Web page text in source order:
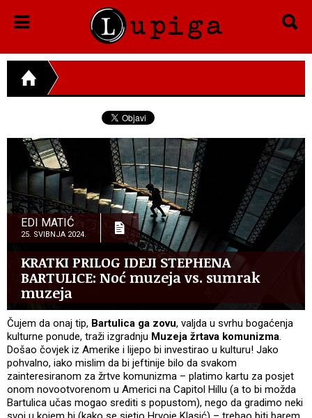
EDI MATIĆ
25. SVIBNJA 2024.
KRATKI PRILOG IDEJI STEPHENA
BARTULICE: Noć muzeja vs. sumrak
muzeja
Čujem da onaj tip, Bartulica ga zovu, valjda u svrhu bogaćenja
kulturne ponude, traži izgradnju Muzeja žrtava komunizma.
Došao čovjek iz Amerike i lijepo bi investirao u kulturu! Jako
pohvalno, iako mislim da bi jeftinije bilo da svakom
zainteresiranom za žrtve komunizma – platimo kartu za posjet
onom novootvorenom u Americi na Capitol Hillu (a to bi možda
Bartulica učas mogao srediti s popustom), nego da gradimo neki